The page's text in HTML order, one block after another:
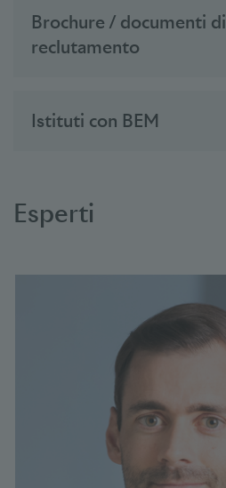
Brochure / documenti di
reclutamento
Istituti con BEM
Esperti